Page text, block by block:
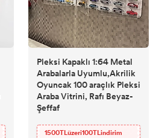
Pleksi Kapaklı 1:64 Metal
Arabalarla Uyumlu,Akrilik
Oyuncak 100 araçlık Pleksi
Araba Vitrini, Rafı Beyaz-
Şeffaf
1500TLüzeri100TLindirim